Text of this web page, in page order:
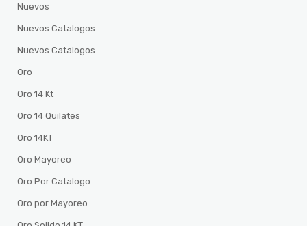
Nuevos
Nuevos Catalogos
Nuevos Catalogos
Oro
Oro 14 Kt
Oro 14 Quilates
Oro 14KT
Oro Mayoreo
Oro Por Catalogo
Oro por Mayoreo